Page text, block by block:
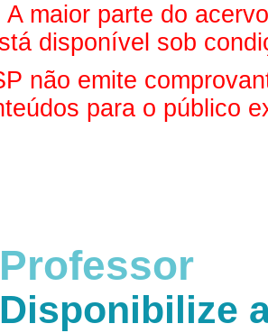
A maior parte do
disponível sob
não emite
para o público
Professor
Disponibilize